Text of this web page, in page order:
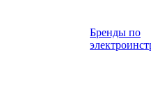
Бренды по